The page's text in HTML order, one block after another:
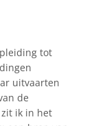
tot
uitvaarten
de
ik in het